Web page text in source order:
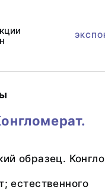
образец.
естественного